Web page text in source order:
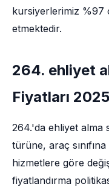
kursiyerlerimiz %97
etmektedir.
264. ehliyet
Fiyatları 2025
264.'da ehliyet alma
türüne, araç
hizmetlere göre
fiyatlandırma